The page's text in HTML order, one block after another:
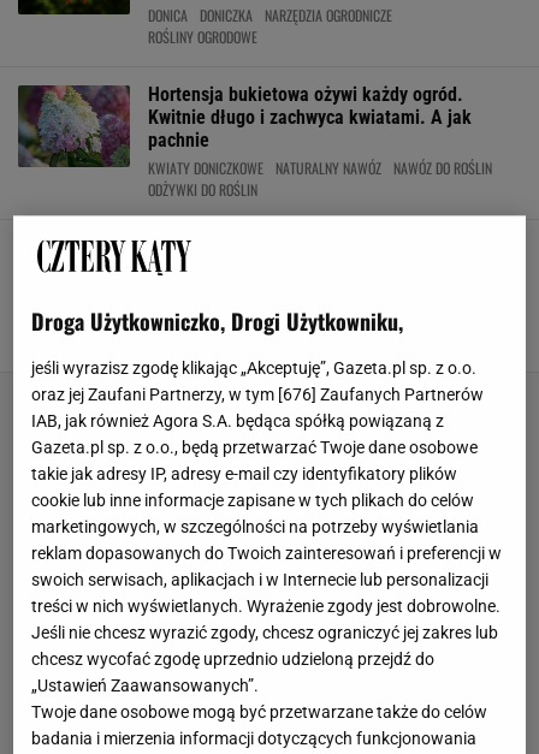
DONICA DONICZKA
NARZĘDZIA OGRODNICZE
ROŚLINY OGRODOWE
Hortensja bukietowa ożywi każdy ogród.
Kwitnie długo i zachwyca kwiatami. A jak
pachnie
KWIATY DONICZKOWE NATURALNY NAWÓZ
NAWÓZ DO ROŚLIN
ODŻYWKI DO ROŚLIN
Wybierasz się po zakupy roślinek? W
Castoramie czwartą dostaniesz za 1 zł, a wybór
CASTORAMA ROŚLINY
ROŚLINY DONICZKOWE
Droga Użytkowniczko, Drogi Użytkowniku,
jeśli wyrazisz zgodę klikając „Akceptuję”, Gazeta.pl sp. z o.o.
oraz jej Zaufani Partnerzy, w tym [676] Zaufanych Partnerów
IAB, jak również Agora S.A. będąca spółką powiązaną z
Gazeta.pl sp. z o.o., będą przetwarzać Twoje dane osobowe
takie jak adresy IP, adresy e-mail czy identyfikatory plików
cookie lub inne informacje zapisane w tych plikach do celów
marketingowych, w szczególności na potrzeby wyświetlania
reklam dopasowanych do Twoich zainteresowań i preferencji w
swoich serwisach, aplikacjach i w Internecie lub personalizacji
treści w nich wyświetlanych. Wyrażenie zgody jest dobrowolne.
Jeśli nie chcesz wyrazić zgody, chcesz ograniczyć jej zakres lub
chcesz wycofać zgodę uprzednio udzieloną przejdź do
„Ustawień Zaawansowanych”.
Twoje dane osobowe mogą być przetwarzane także do celów
badania i mierzenia informacji dotyczących funkcjonowania